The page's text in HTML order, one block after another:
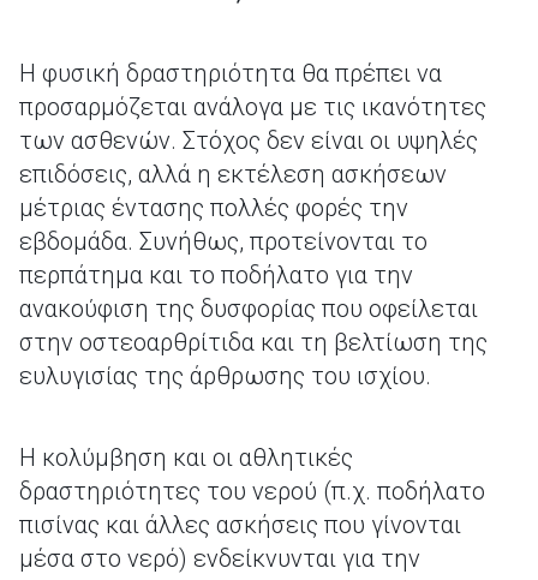
Η φυσική δραστηριότητα θα πρέπει να
προσαρμόζεται ανάλογα με τις ικανότητες
των ασθενών. Στόχος δεν είναι οι υψηλές
επιδόσεις, αλλά η εκτέλεση ασκήσεων
μέτριας έντασης πολλές φορές την
εβδομάδα. Συνήθως, προτείνονται το
περπάτημα και το ποδήλατο για την
ανακούφιση της δυσφορίας που οφείλεται
στην οστεοαρθρίτιδα και τη βελτίωση της
ευλυγισίας της άρθρωσης του ισχίου.
Η κολύμβηση και οι αθλητικές
δραστηριότητες του νερού (π.χ. ποδήλατο
πισίνας και άλλες ασκήσεις που γίνονται
μέσα στο νερό) ενδείκνυνται για την